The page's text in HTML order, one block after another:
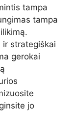
tampa
tampa
ir strategiškai
gerokai
jo